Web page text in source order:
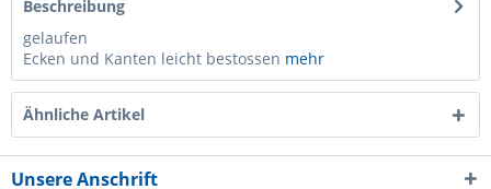
Beschreibung
gelaufen
Ecken und Kanten leicht bestossen mehr
Ähnliche Artikel
Unsere Anschrift